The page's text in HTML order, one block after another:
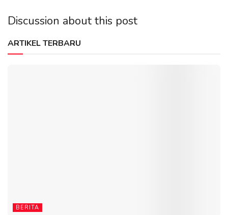
Discussion about this post
ARTIKEL TERBARU
BERITA